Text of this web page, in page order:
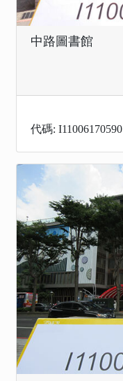
中路圖書館
代碼: I11006170590